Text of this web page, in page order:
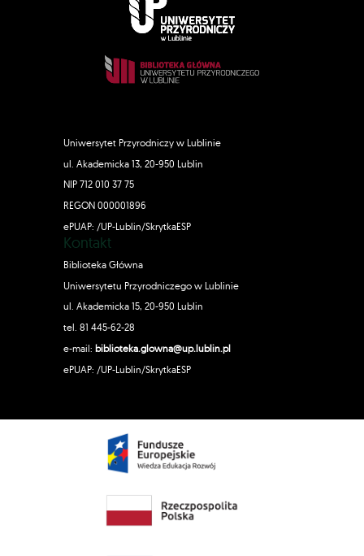
Uniwersytet Przyrodniczy w Lublinie
ul. Akademicka 13, 20-950 Lublin
NIP 712 010 37 75
REGON 000001896
ePUAP: /UP-Lublin/SkrytkaESP
Kontakt
Biblioteka Główna
Uniwersytetu Przyrodniczego w Lublinie
ul. Akademicka 15, 20-950 Lublin
tel. 81 445-62-28
e-mail: biblioteka.glowna@up.lublin.pl
ePUAP: /UP-Lublin/SkrytkaESP